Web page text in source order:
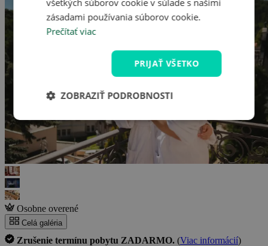
Osobne overené
Celá galéria
Zrušenie termínu pobytu ZADARMO. (Viac informácií)
všetkých súborov cookie v súlade s našimi
zásadami používania súborov cookie.
Prečítať viac
PRIJAŤ VŠETKO
ZOBRAZIŤ PODROBNOSTI